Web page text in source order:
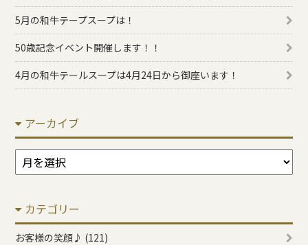
5月の和牛テープスープは！
50歳記念イベント開催します！！
4月の和牛テールスープは4月24日から御座います！
アーカイブ
ア
ー
イ
ブ
カテゴリー
お客様の笑顔♪ (121)